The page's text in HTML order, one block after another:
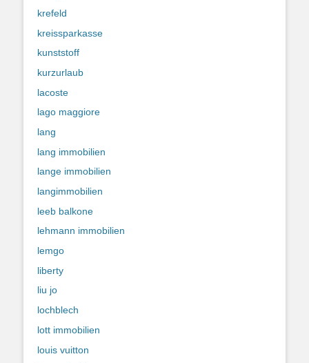
krefeld
kreissparkasse
kunststoff
kurzurlaub
lacoste
lago maggiore
lang
lang immobilien
lange immobilien
langimmobilien
leeb balkone
lehmann immobilien
lemgo
liberty
liu jo
lochblech
lott immobilien
louis vuitton